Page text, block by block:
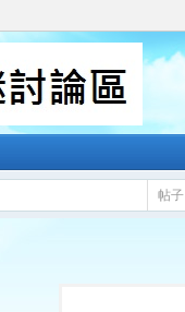
帖子